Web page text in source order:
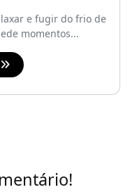
e fugir do frio de
momentos...